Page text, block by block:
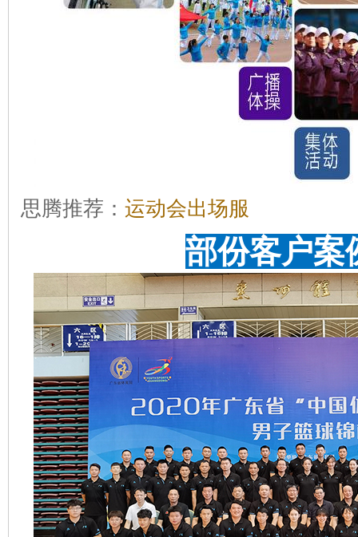
思腾推荐： 运动会出场服
部份客户案